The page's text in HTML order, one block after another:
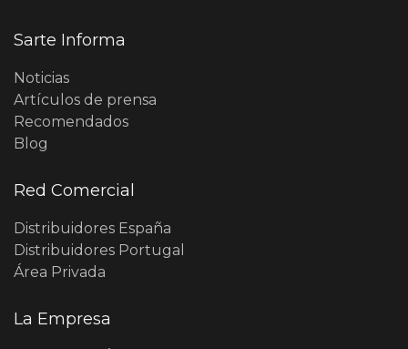
Sarte Informa
Noticias
Artículos de prensa
Recomendados
Blog
Red Comercial
Distribuidores España
Distribuidores Portugal
Área Privada
La Empresa